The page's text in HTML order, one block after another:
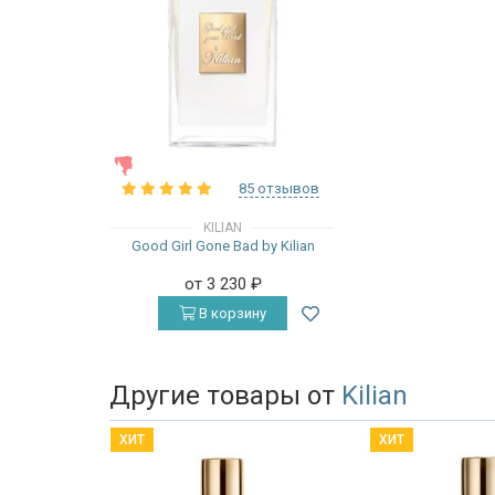
85 отзывов
KILIAN
Good Girl Gone Bad by Kilian
от 3 230 ₽
В корзину
Другие товары от Kilian
ХИТ ХИТ